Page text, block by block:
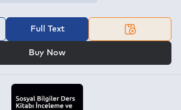
Full Text
Buy Now